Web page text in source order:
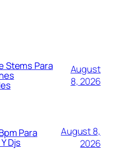
Stems Para
August
8, 2026
Para
Djs
August 8,
2026